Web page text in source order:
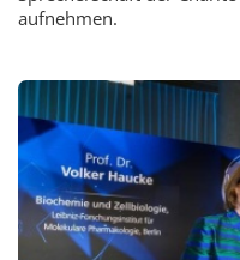
aufnehmen.